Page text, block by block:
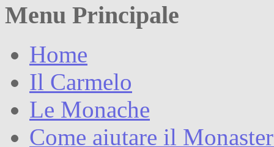
Menu Principale
Home
Il Carmelo
Le Monache
Come aiutare il